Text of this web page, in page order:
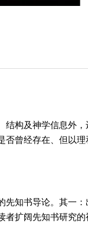
构及神学信息外
曾经存在、但以
知书导论。其一
扩阔先知书研究的